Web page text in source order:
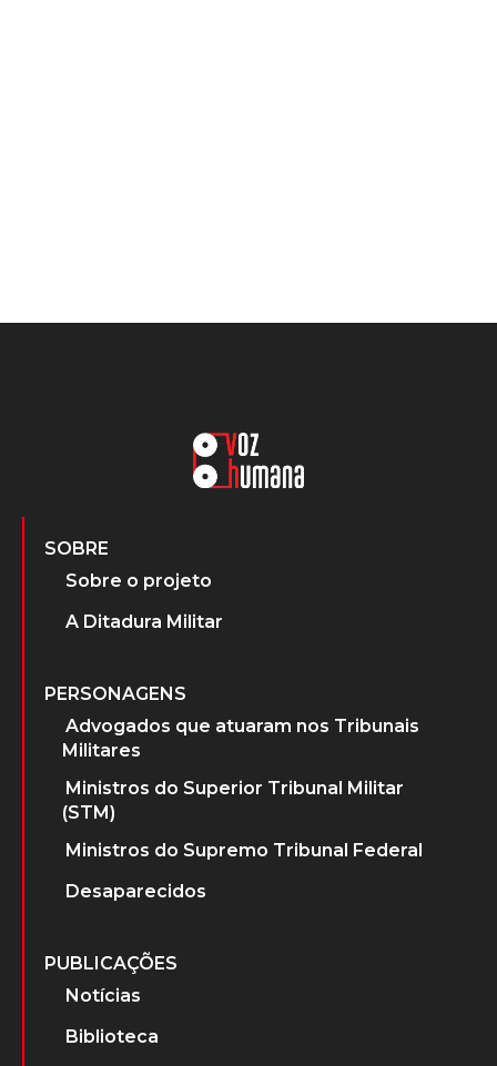
SOBRE
Sobre o projeto
A Ditadura Militar
PERSONAGENS
Advogados que atuaram nos Tribunais
Militares
Ministros do Superior Tribunal Militar
(STM)
Ministros do Supremo Tribunal Federal
Desaparecidos
PUBLICAÇÕES
Notícias
Biblioteca